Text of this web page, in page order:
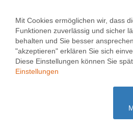
- zum
Beratung + Service -
Mit Cookies ermöglichen wir, dass
Funktionen zuverlässig und sicher
behalten und Sie besser
"akzeptieren" erklären Sie sich
Diese Einstellungen können Sie
Einstellungen